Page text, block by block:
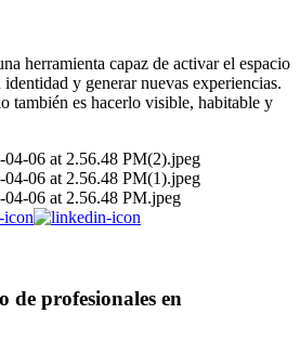
herramienta capaz de activar el espacio
y generar nuevas experiencias.
también es hacerlo visible, habitable y
de profesionales en